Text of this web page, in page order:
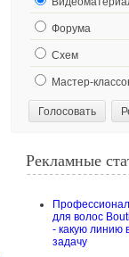
Форума
Схем
Мастер-
Рекламные
для волос
- какую линию
задачу